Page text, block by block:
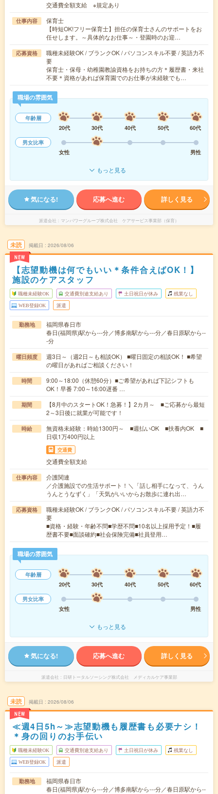
交通費全額支給 ※規定あり
仕事内容
保育士
【時短OK!フリー保育士】担任の保育士さんのサポートをお
任せします。～具体的なお仕事～・登園時のお迎…
応募資格
職種未経験OK / ブランクOK / パソコンスキル不要 / 英語力不
要
保育士・保母・幼稚園教諭資格をお持ちの方＊履歴書・来社
不要＊資格があれば保育園でのお仕事が未経験でも…
職場の雰囲気
年齢層
20代
30代 40代 50代
60代
男女比率
女性
男性
もっと見る
気になる! 応募へ進む 詳しく見る
派遣会社 マンパワーグループ株式会社 ケアサービス事業部（保育）
未読
NEW
掲載日 2026/08/06
【志望動機は何でもいい＊条件合えばOK！】
施設のケアスタッフ
職種未経験OK 交通費別途支給あり 土日祝日が休み 残業なし
WEB登録OK 派遣
勤務地
福岡県春日市
春日(福岡県)駅から---分／博多南駅から---分／春日原駅から--
-分
曜日頻度
週3日～（週2日～も相談OK） ■曜日固定の相談OK！ ■希望
の曜日があればご相談ください！
時間
9:00～18:00（休憩60分）■ご希望があれば下記シフトも
OK！早番 7:00～16:00遅番 …
期間
【8月中のスタートOK！急募！】2カ月～ ■ご応募から最短
2～3日後に就業が可能です！
時給
無資格未経験：時給1300円～ ■週払いOK ■扶養内OK ■
日収1万400円以上
交通費
交通費全額支給
仕事内容
介護関連
／介護施設での生活サポート！＼「話し相手になって、うん
うんとうなずく」「天気がいいからお散歩に連れ出…
応募資格
職種未経験OK / ブランクOK / パソコンスキル不要 / 英語力不
要
■資格・経験・年齢不問■学歴不問■10名以上採用予定！■履
歴書不要■面談確約■社会保険完備■社員登用…
職場の雰囲気
年齢層
20代
30代 40代 50代
60代
男女比率
女性
男性
もっと見る
気になる! 応募へ進む 詳しく見る
派遣会社 日研トータルソーシング株式会社 メディカルケア事業部
未読
NEW
掲載日 2026/08/06
≪週4日5h～≫志望動機も履歴書も必要ナシ！
＊身の回りのお手伝い
職種未経験OK 交通費別途支給あり 土日祝日が休み 残業なし
WEB登録OK 派遣
勤務地
福岡県春日市
春日(福岡県)駅から---分／博多南駅から---分／春日原駅から--